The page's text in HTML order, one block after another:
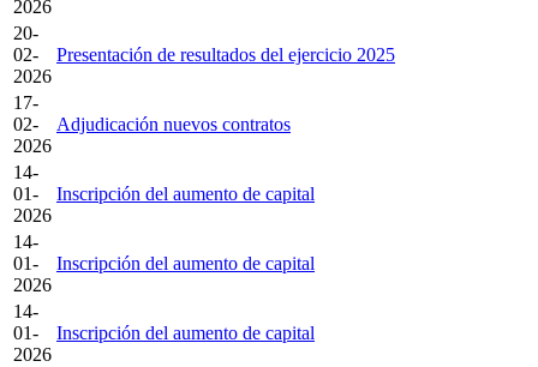
2026
20-
02-
2026
Presentación de resultados del ejercicio 2025
17-
02-
2026
Adjudicación nuevos contratos
14-
01-
2026
Inscripción del aumento de capital
14-
01-
2026
Inscripción del aumento de capital
14-
01-
2026
Inscripción del aumento de capital